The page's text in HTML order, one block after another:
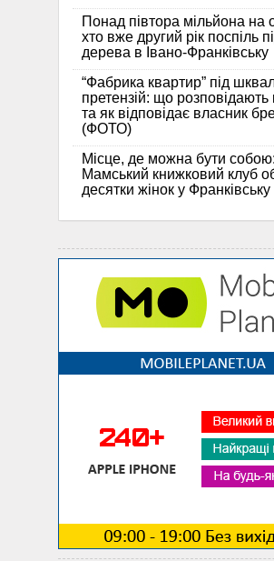
Понад півтора мільйона на
хто вже другий рік поспіль
дерева в Івано-Франківську
“Фабрика квартир” під
претензій: що розповідають
та як відповідає власник
(ФОТО)
Місце, де можна бути
Мамський книжковий клуб
десятки жінок у